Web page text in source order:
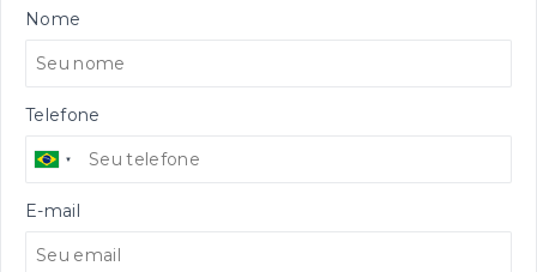
Nome
Telefone
E-mail